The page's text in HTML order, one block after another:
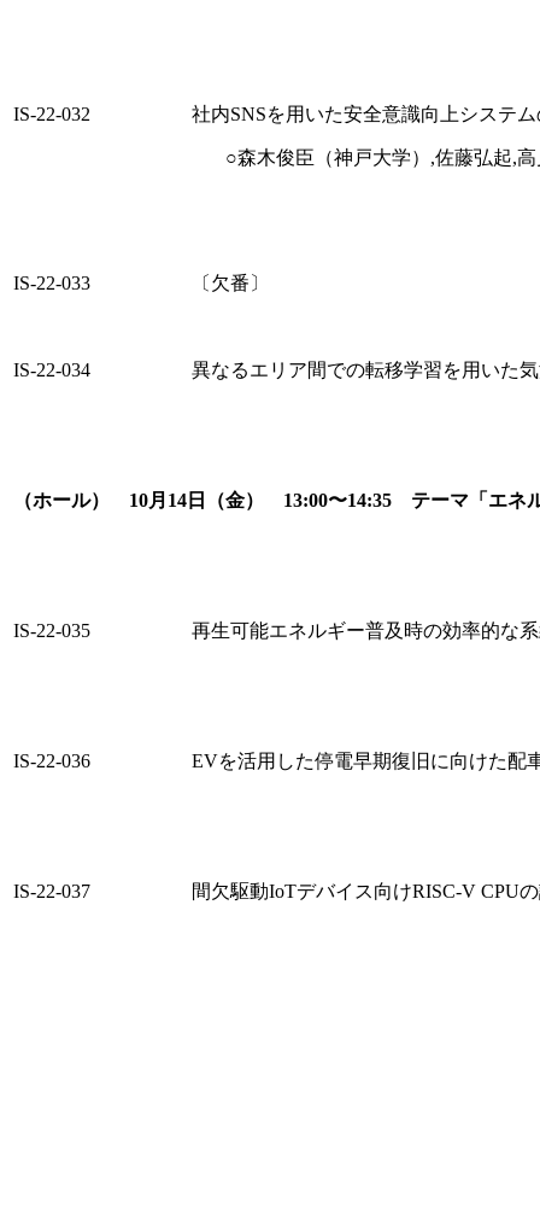
IS-22-032 社内SNSを用いた安全意識向上システ
○森木俊臣（神戸大学）,佐藤弘起,
IS-22-033 〔欠番〕
IS-22-034 異なるエリア間での転移学習を用いた
（ホール） 10月14日（金） 13:00〜14:35 テーマ「エネ
IS-22-035 再生可能エネルギー普及時の効率的な
IS-22-036 EVを活用した停電早期復旧に向けた配
IS-22-037 間欠駆動IoTデバイス向けRISC-V CPU